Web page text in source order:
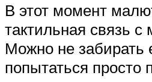
В этот момент
тактильная связь с
Можно не забирать
попытаться просто